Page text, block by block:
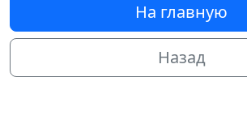
На главную
Назад